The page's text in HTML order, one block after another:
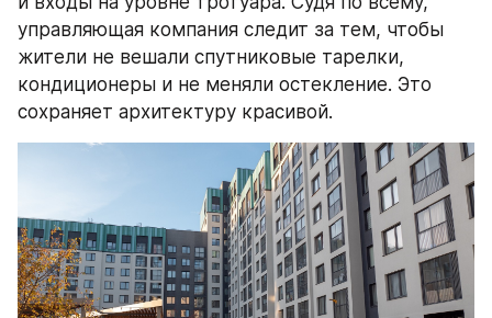
управляющая компания следит за тем, чтобы
жители не вешали спутниковые тарелки,
кондиционеры и не меняли остекление. Это
сохраняет архитектуру красивой.